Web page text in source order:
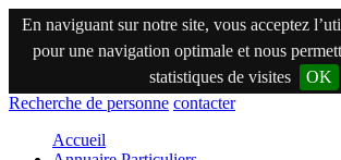
En naviguant sur notre site, vous acceptez
pour une navigation optimale et nous
statistiques de visites
OK
Recherche de personne contacter
Accueil